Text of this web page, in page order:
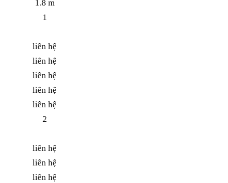
1.8 m
1
liên hệ
liên hệ
liên hệ
liên hệ
liên hệ
2
liên hệ
liên hệ
liên hệ